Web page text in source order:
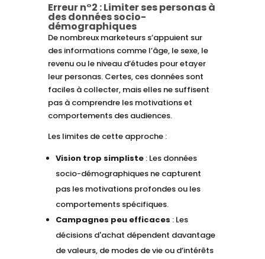
Erreur n°2 : Limiter ses personas à
des données socio-
démographiques
De nombreux marketeurs s’appuient sur
des informations comme l’âge, le sexe, le
revenu ou le niveau d’études pour etayer
leur personas. Certes, ces données sont
faciles à collecter, mais elles ne suffisent
pas à comprendre les motivations et
comportements des audiences.
Les limites de cette approche :
Vision trop simpliste: Les données
socio-démographiques ne capturent
pas les motivations profondes ou les
comportements spécifiques.
Campagnes peu efficaces : Les
décisions d'achat dépendent davantage
de valeurs, de modes de vie ou d’intérêts